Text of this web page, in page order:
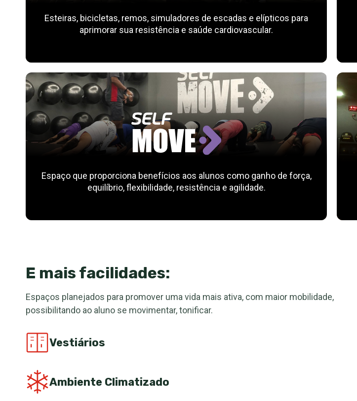
Esteiras, bicicletas, remos, simuladores de escadas e elípticos para
aprimorar sua resistência e saúde cardiovascular.
Espaço que proporciona benefícios aos alunos como ganho de força,
equilíbrio, flexibilidade, resistência e agilidade.
E mais facilidades:
Espaços planejados para promover uma vida mais ativa, com maior mobilidade,
possibilitando ao aluno se movimentar, tonificar.
Vestiários
Ambiente Climatizado